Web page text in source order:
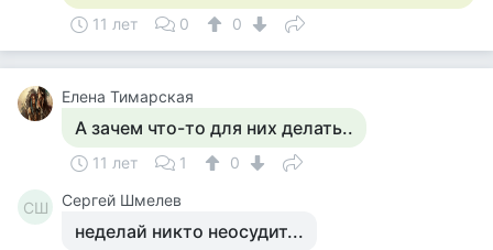
11 лет 0 0
Елена Тимарская
А зачем что-то для них делать..
11 лет 1 0
СШ Сергей Шмелев
неделай никто неосудит...